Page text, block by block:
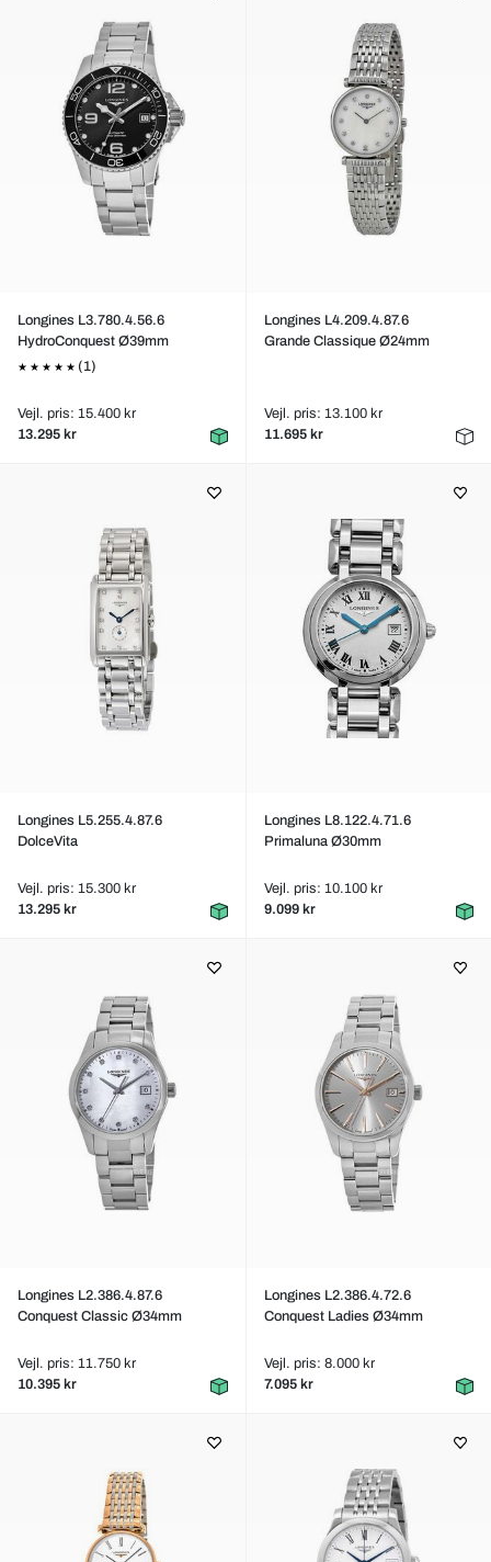
Longines L3.780.4.56.6
HydroConquest Ø39mm
(1)
Vejl. pris: 15.400 kr
13.295 kr
Longines L4.209.4.87.6
Grande Classique Ø24mm
Vejl. pris: 13.100 kr
11.695 kr
Longines L5.255.4.87.6
DolceVita
Vejl. pris: 15.300 kr
13.295 kr
Longines L8.122.4.71.6
Primaluna Ø30mm
Vejl. pris: 10.100 kr
9.099 kr
Longines L2.386.4.87.6
Conquest Classic Ø34mm
Vejl. pris: 11.750 kr
10.395 kr
Longines L2.386.4.72.6
Conquest Ladies Ø34mm
Vejl. pris: 8.000 kr
7.095 kr